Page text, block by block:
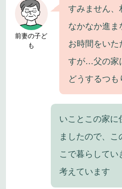
前妻の子ど
も
すみません、
なかなか進ま
お時間をいた
すが…父の家
どうするつも
いことこの家に
ましたので、こ
こで暮らしてい
考えています